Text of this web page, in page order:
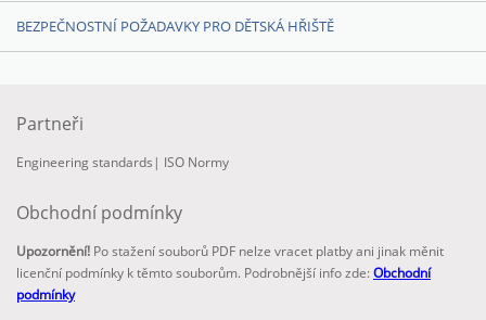
BEZPEČNOSTNÍ POŽADAVKY PRO DĚTSKÁ HŘIŠTĚ
Partneři
Engineering standards | ISO Normy
Obchodní podmínky
Upozornění! Po stažení souborů PDF nelze vracet platby ani jinak měnit
licenční podmínky k těmto souborům. Podrobnější info zde:Obchodní
podmínky